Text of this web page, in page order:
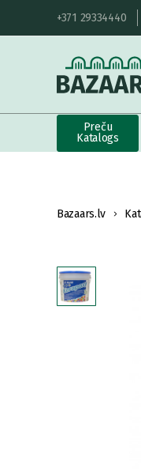
+371 29334440
Preču
Katalogs
Bazaars.lv